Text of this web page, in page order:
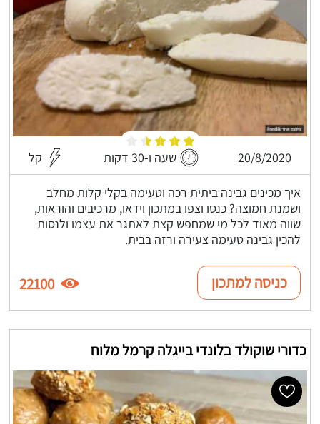
20/8/2020 שעה ו-30 דקות קל
איך מכינים גבינה ביתית רכה וטעימה בקלי קלות מחלב
ושמנת חמוצה? כנסו וצפו במתכון וידאו, מרכיבים והוראות,
שווה מאוד לכל מי שמחפש קצת לאתגר את עצמו ולנסות
להכין גבינה טעימה צעירה ורזה בבית.
כניסה למתכון 22100
כדורי שוקולד בלונדי בייגלה קרמל מלוח